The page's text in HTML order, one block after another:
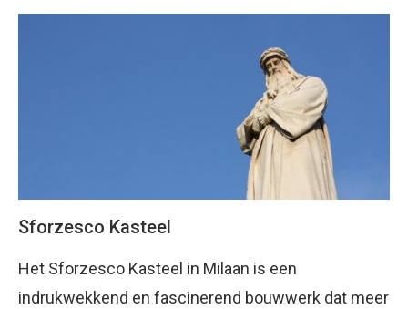
Sforzesco Kasteel
Het Sforzesco Kasteel in Milaan is een
indrukwekkend en fascinerend bouwwerk dat meer